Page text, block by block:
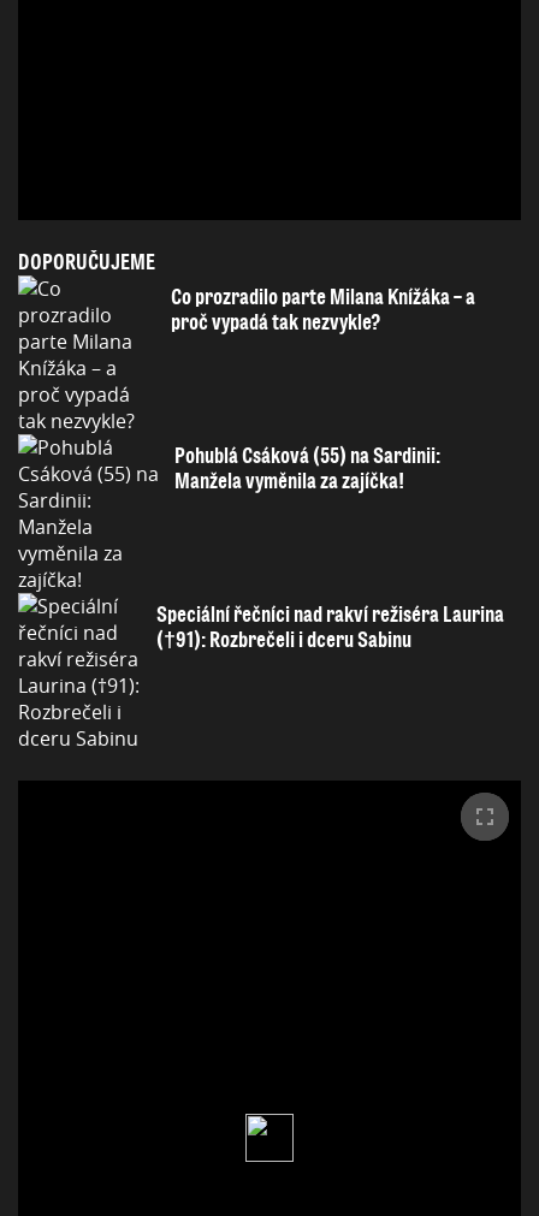
DOPORUČUJEME
Co prozradilo parte Milana Knížáka – a
proč vypadá tak nezvykle?
Pohublá Csáková (55) na Sardinii:
Manžela vyměnila za zajíčka!
Speciální řečníci nad rakví režiséra Laurina
(†91): Rozbrečeli i dceru Sabinu